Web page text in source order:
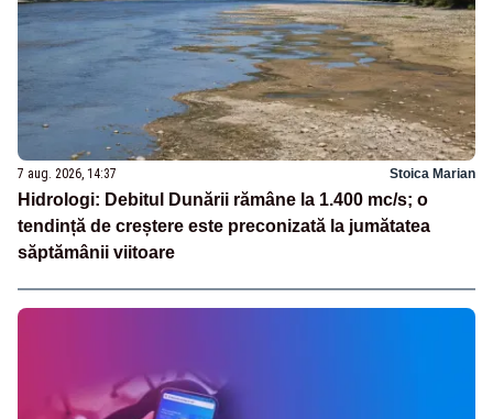
7 aug. 2026, 14:37 Stoica Marian
Hidrologi: Debitul Dunării rămâne la 1.400 mc/s; o
tendință de creștere este preconizată la jumătatea
săptămânii viitoare